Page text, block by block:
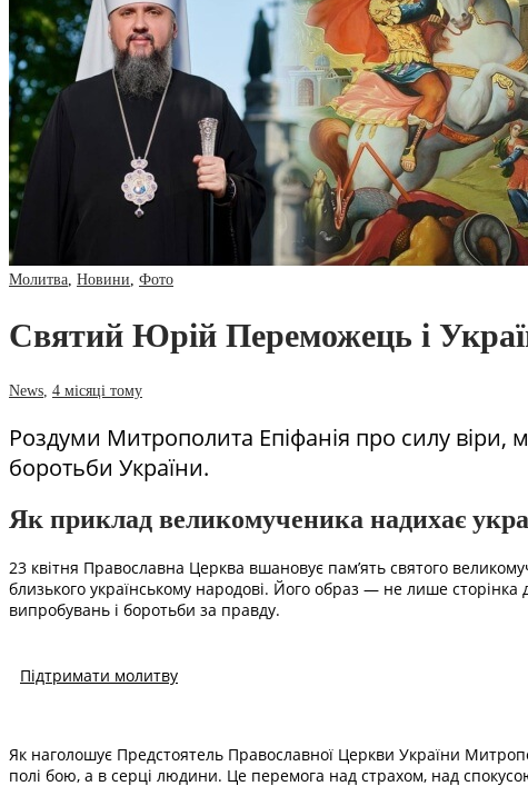
Молитва Новини Фото
Святий Юрій Переможець і
News 4 місяці тому
Роздуми Митрополита Епіфанія про силу віри,
боротьби України.
Як приклад великомученика надихає
23 квітня Православна Церква вшановує пам’ять святого
близького українському народові. Його образ — не лише сторінка
випробувань і боротьби за правду.
Підтримати молитву
Як наголошує Предстоятель Православної Церкви України
полі бою, а в серці людини. Це перемога над страхом, над